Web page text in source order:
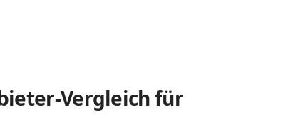
Vergleich für